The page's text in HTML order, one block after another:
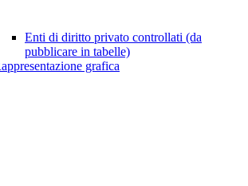
Enti di diritto privato controllati (da
pubblicare in tabelle)
grafica